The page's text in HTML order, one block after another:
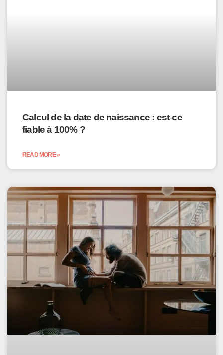
Calcul de la date de naissance : est-ce
fiable à 100% ?
READ MORE »